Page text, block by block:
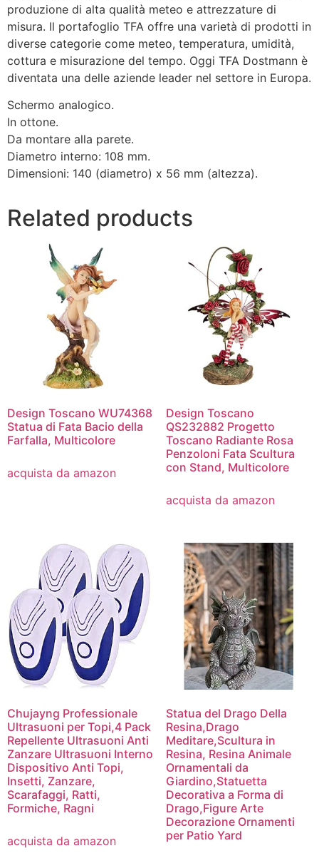
produzione di alta qualità meteo e attrezzature di
misura. Il portafoglio TFA offre una varietà di prodotti in
diverse categorie come meteo, temperatura, umidità,
cottura e misurazione del tempo. Oggi TFA Dostmann è
diventata una delle aziende leader nel settore in Europa.
Schermo analogico.
In ottone.
Da montare alla parete.
Diametro interno: 108 mm.
Dimensioni: 140 (diametro) x 56 mm (altezza).
Related products
Design Toscano WU74368
Statua di Fata Bacio della
Farfalla, Multicolore
acquista da amazon
Design Toscano
QS232882 Progetto
Toscano Radiante Rosa
Penzoloni Fata Scultura
con Stand, Multicolore
acquista da amazon
Chujayng Professionale
Ultrasuoni per Topi,4 Pack
Repellente Ultrasuoni Anti
Zanzare Ultrasuoni Interno
Dispositivo Anti Topi,
Insetti, Zanzare,
Scarafaggi, Ratti,
Formiche, Ragni
acquista da amazon
Statua del Drago Della
Resina,Drago
Meditare,Scultura in
Resina, Resina Animale
Ornamentali da
Giardino,Statuetta
Decorativa a Forma di
Drago,Figure Arte
Decorazione Ornamenti
per Patio Yard